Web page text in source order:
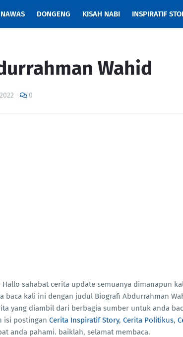
DONGENG KISAH NABI INSPIRATIF
Wahid
0
Hallo sahabat cerita update semuanya dimanapun
baca kali ini dengan judul Biografi Abdurrahman
yang diambil dari berbagia sumber untuk anda
isi postingan Cerita Inspiratif Story, Cerita Politikus,
anda pahami. baiklah, selamat membaca.